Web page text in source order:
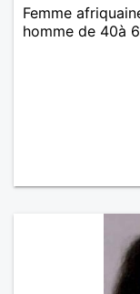
Femme
homme de 40à